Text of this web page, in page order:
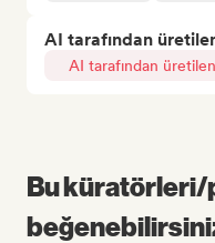
AI tarafından
AI tarafından
Bu